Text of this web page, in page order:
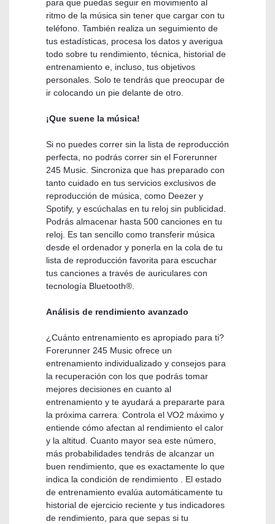
para que puedas seguir en movimiento al
ritmo de la música sin tener que cargar con tu
teléfono. También realiza un seguimiento de
tus estadísticas, procesa los datos y averigua
todo sobre tu rendimiento, técnica, historial de
entrenamiento e, incluso, tus objetivos
personales. Solo te tendrás que preocupar de
ir colocando un pie delante de otro.
¡Que suene la música!
Si no puedes correr sin la lista de reproducción
perfecta, no podrás correr sin el Forerunner
245 Music. Sincroniza que has preparado con
tanto cuidado en tus servicios exclusivos de
reproducción de música, como Deezer y
Spotify, y escúchalas en tu reloj sin publicidad.
Podrás almacenar hasta 500 canciones en tu
reloj. Es tan sencillo como transferir música
desde el ordenador y ponerla en la cola de tu
lista de reproducción favorita para escuchar
tus canciones a través de auriculares con
tecnología Bluetooth®.
Análisis de rendimiento avanzado
¿Cuánto entrenamiento es apropiado para ti?
Forerunner 245 Music ofrece un
entrenamiento individualizado y consejos para
la recuperación con los que podrás tomar
mejores decisiones en cuanto al
entrenamiento y te ayudará a prepararte para
la próxima carrera. Controla el VO2 máximo y
entiende cómo afectan al rendimiento el calor
y la altitud. Cuanto mayor sea este número,
más probabilidades tendrás de alcanzar un
buen rendimiento, que es exactamente lo que
indica la condición de rendimiento . El estado
de entrenamiento evalúa automáticamente tu
historial de ejercicio reciente y tus indicadores
de rendimiento, para que sepas si tu